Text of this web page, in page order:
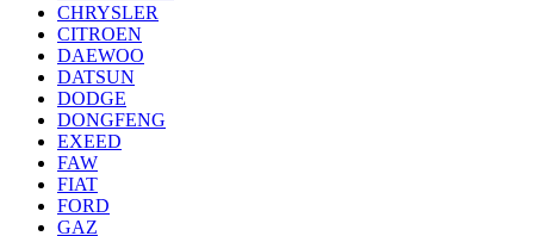
CHRYSLER
CITROEN
DAEWOO
DATSUN
DODGE
DONGFENG
EXEED
FAW
FIAT
FORD
GAZ